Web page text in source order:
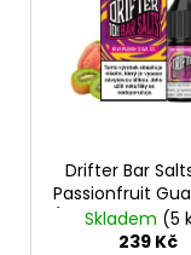
Drifter Bar
Passionfruit
(Ledové kiwi,
a guava) 10ml
Skladem (5
239 Kč
ŽHAVÍCÍ
HLAVA
1,8OHM